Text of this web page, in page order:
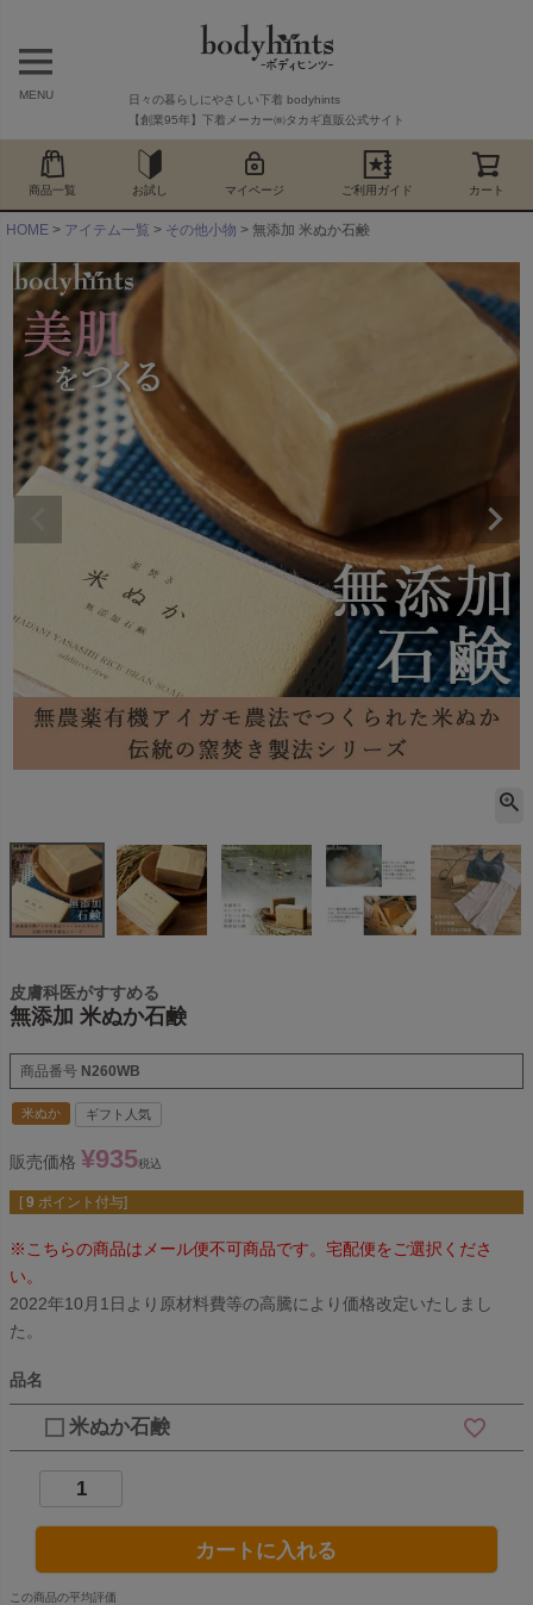
MENU
日々の暮らしにやさしい下着 bodyhints
【創業95年】下着メーカー㈱タカギ直販公式サイト
商品一覧 お試し マイページ ご利用ガイド カート
HOME アイテム一覧 その他小物 無添加 米ぬか石鹸
皮膚科医がすすめる
無添加 米ぬか石鹸
商品番号 N260WB
米ぬか ギフト人気
販売価格 ¥935税込
[ 9 ポイント付与]
※こちらの商品はメール便不可商品です。宅配便をご選択くださ
い。
2022年10月1日より原材料費等の高騰により価格改定いたしまし
た。
品名
米ぬか石鹸
カートに入れる